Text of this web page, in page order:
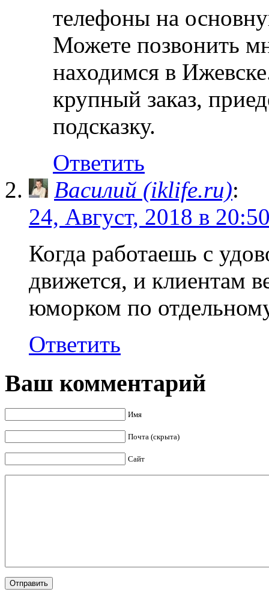
телефоны на
Можете позвонить
находимся в
крупный заказ,
подсказку.
Ответить
Василий (iklife.ru):
24, Август, 2018 в
Когда работаешь с
движется, и клиентам
юморком по
Ответить
Ваш комментарий
Имя
Почта (скрыта)
Сайт